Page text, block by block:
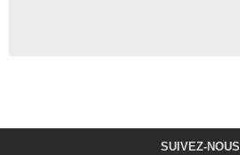
SUIVEZ-NOUS